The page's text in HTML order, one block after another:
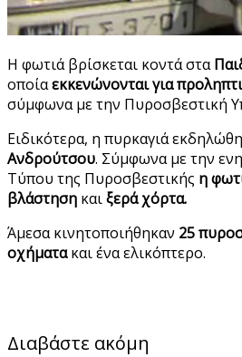
Η φωτιά βρίσκεται κοντά στα
οποίαεκκενώνονται για
σύμφωνα με την Πυροσβεστική
Ειδικότερα, η πυρκαγιά
Ανδρούτσου. Σύμφωνα με την
Τύπου της Πυροσβεστικής η
βλάστηση καιξερά χόρτα.
Άμεσα κινητοποιήθηκαν 25
οχήματακαι ένα ελικόπτερο.
Διαβάστε ακόμη